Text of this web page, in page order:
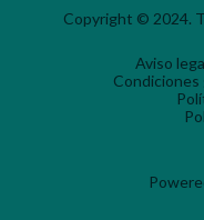
Copyright © 2024.
Aviso